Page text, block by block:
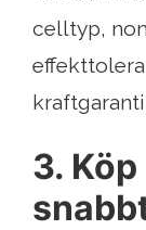
celltyp,
3.